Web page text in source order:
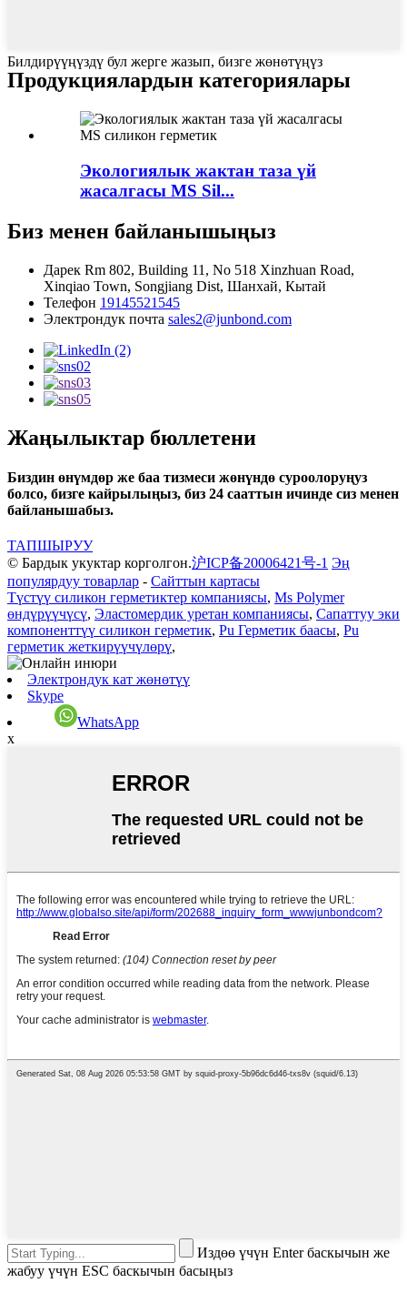
Билдирүүңүздү бул жерге жазып, бизге жөнөтүңүз
Продукциялардын категориялары
Экологиялык жактан таза үй
жасалгасы MS Sil...
Биз менен байланышыңыз
Дарек Rm 802, Building 11, No 518 Xinzhuan Road,
Xinqiao Town, Songjiang Dist, Шанхай, Кытай
Телефон 19145521545
Электрондук почта sales2@junbond.com
Жаңылыктар бюллетени
Биздин өнүмдөр же баа тизмеси жөнүндө суроолоруңуз
болсо, бизге кайрылыңыз, биз 24 сааттын ичинде сиз менен
байланышабыз.
ТАПШЫРУУ
© Бардык укуктар корголгон.沪ICP备20006421号-1 Эң
популярдуу товарлар - Сайттын картасы
Түстүү силикон герметиктер компаниясы, Ms Polymer
өндүрүүчүсү, Эластомердик уретан компаниясы, Сапаттуу эки
компоненттүү силикон герметик, Pu Герметик баасы, Pu
герметик жеткирүүчүлөрү,
Электрондук кат жөнөтүү
Skype
WhatsApp
x
Издөө үчүн Enter баскычын же
жабуу үчүн ESC баскычын басыңыз